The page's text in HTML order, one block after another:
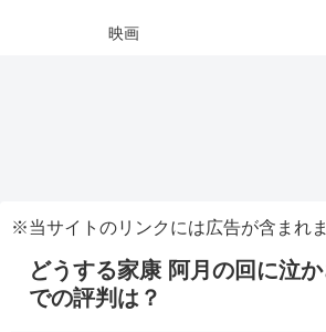
映画
※当サイトのリンクには広告が含まれ
どうする家康 阿月の回に泣
での評判は？